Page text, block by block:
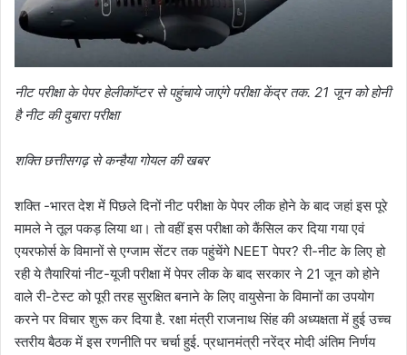
नीट परीक्षा के पेपर हेलीकॉप्टर से पहुंचाये जाएंगे परीक्षा केंद्र तक. 21 जून को होनी
है नीट की दुबारा परीक्षा
शक्ति छत्तीसगढ़ से कन्हैया गोयल की खबर
शक्ति -भारत देश में पिछले दिनों नीट परीक्षा के पेपर लीक होने के बाद जहां इस पूरे
मामले ने तूल पकड़ लिया था। तो वहीं इस परीक्षा को कैंसिल कर दिया गया एवं
एयरफोर्स के विमानों से एग्जाम सेंटर तक पहुंचेंगे NEET पेपर? री-नीट के ल‍िए हो
रही ये तैयारियां नीट-यूजी परीक्षा में पेपर लीक के बाद सरकार ने 21 जून को होने
वाले री-टेस्ट को पूरी तरह सुरक्षित बनाने के लिए वायुसेना के विमानों का उपयोग
करने पर विचार शुरू कर दिया है. रक्षा मंत्री राजनाथ सिंह की अध्यक्षता में हुई उच्च
स्तरीय बैठक में इस रणनीति पर चर्चा हुई. प्रधानमंत्री नरेंद्र मोदी अंतिम निर्णय